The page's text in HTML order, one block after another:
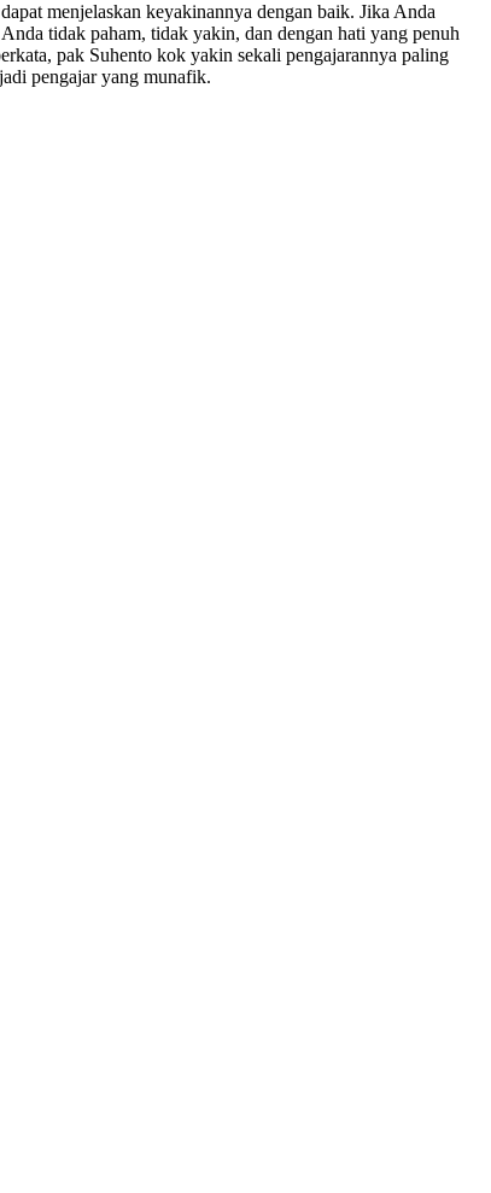
menjelaskan keyakinannya dengan baik. Jika Anda
tidak paham, tidak yakin, dan dengan hati yang penuh
pak Suhento kok yakin sekali pengajarannya paling
pengajar yang munafik.